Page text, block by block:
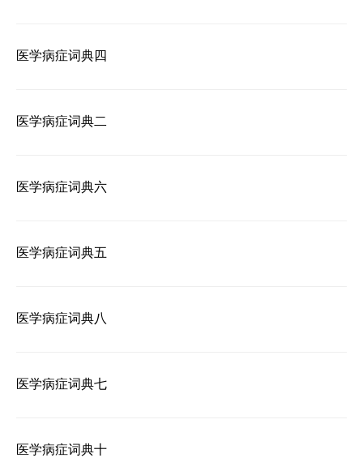
医学病症词典四
医学病症词典二
医学病症词典六
医学病症词典五
医学病症词典八
医学病症词典七
医学病症词典十